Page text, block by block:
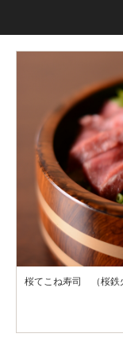
桜てこね寿司 （桜鉄